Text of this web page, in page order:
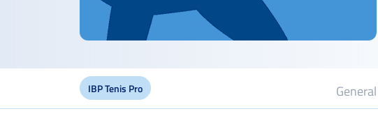
IBP Tenis Pro General